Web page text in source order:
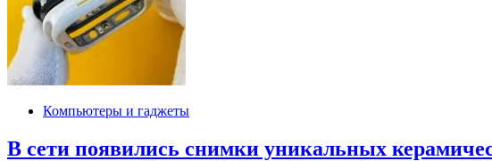
Компьютеры и гаджеты
В сети появились снимки уникальных